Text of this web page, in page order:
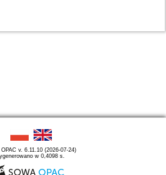
v. 6.11.10 (2026-07-24)
w 0,4098 s.